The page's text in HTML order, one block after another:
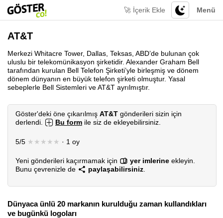
Menü
🚀 İçerik Ekle
AT&T
Merkezi Whitacre Tower, Dallas, Teksas, ABD’de bulunan çok
uluslu bir telekomünikasyon şirketidir. Alexander Graham Bell
tarafından kurulan Bell Telefon Şirketi’yle birleşmiş ve dönem
dönem dünyanın en büyük telefon şirketi olmuştur. Yasal
sebeplerle Bell Sistemleri ve AT&T ayrılmıştır.
Göster'deki öne çıkarılmış AT&T gönderileri sizin için
derlendi.
Bu form ile siz de ekleyebilirsiniz.
5/5 ★★★★★ · 1 oy
Yeni gönderileri kaçırmamak için yer imlerine ekleyin.
Bunu çevrenizle de
paylaşabilirsiniz
Dünyaca ünlü 20 markanın kurulduğu zaman kullandıkları
ve bugünkü logoları